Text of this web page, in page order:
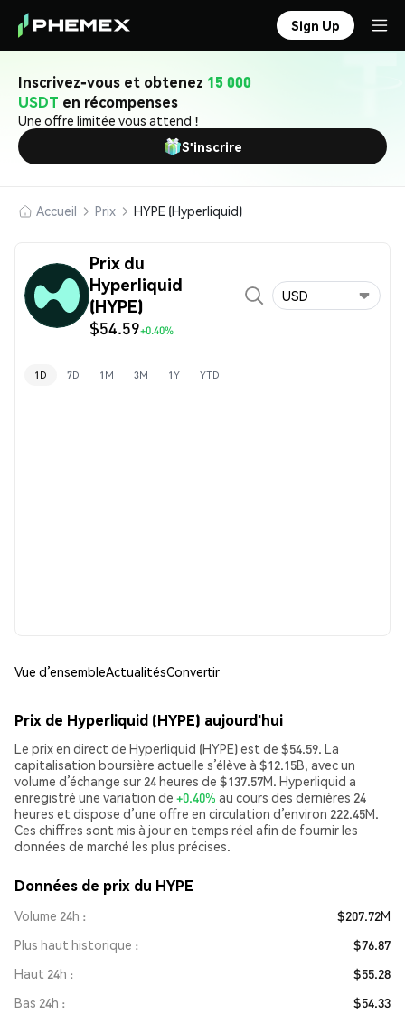
Sign Up
Inscrivez-vous et obtenez 15 000
USDT en récompenses
Une offre limitée vous attend !
S'inscrire
Accueil Prix HYPE (Hyperliquid)
Prix du
Hyperliquid
(HYPE)
$54.59+0.40%
USD
1D 7D 1M 3M 1Y YTD
Vue d’ensembleActualitésConvertir
Prix de Hyperliquid (HYPE) aujourd'hui
Le prix en direct de Hyperliquid (HYPE) est de $54.59. La
capitalisation boursière actuelle s’élève à $12.15B, avec un
volume d’échange sur 24 heures de $137.57M. Hyperliquid a
enregistré une variation de +0.40% au cours des dernières 24
heures et dispose d’une offre en circulation d’environ 222.45M.
Ces chiffres sont mis à jour en temps réel afin de fournir les
données de marché les plus précises.
Données de prix du HYPE
Volume 24h
$207.72M
Plus haut historique
$76.87
Haut 24h
$55.28
Bas 24h
$54.33